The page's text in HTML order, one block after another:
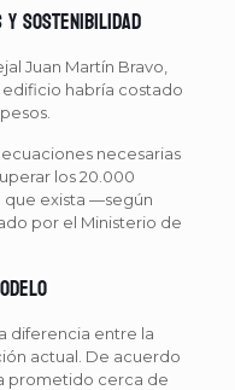
y sostenibilidad
Juan Martín Bravo,
habría costado
necesarias
los 20.000
que exista —según
por el Ministerio de
diferencia entre la
actual. De acuerdo
prometido cerca de